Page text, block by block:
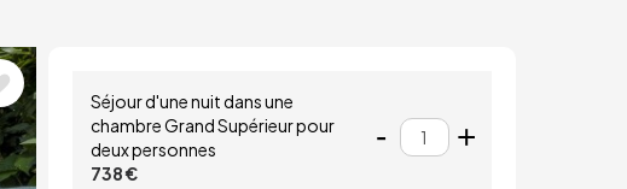
ImageSéjour d'une nuit dans une
chambre Grand Supérieur pour
deux personnes
738 €
- Qté +